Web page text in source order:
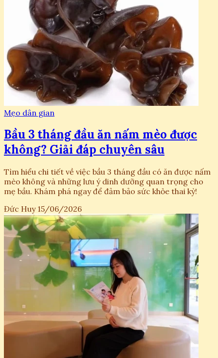
Mẹo dân gian
Bầu 3 tháng đầu ăn nấm mèo được
không? Giải đáp chuyên sâu
Tìm hiểu chi tiết về việc bầu 3 tháng đầu có ăn được nấm
mèo không và những lưu ý dinh dưỡng quan trọng cho
mẹ bầu. Khám phá ngay để đảm bảo sức khỏe thai kỳ!
Đức Huy 15/06/2026